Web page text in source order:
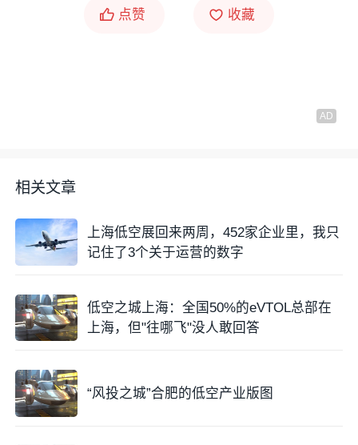
- 最大起飞重量：3,175千克（约3吨级）
- 内部空间：7至8立方米
DF3000“游龙”采用“分布式电动推进+串联式增程发电”
的混合动力架构。它全面集成了清华大学航空发动机研
破了两大瓶颈——倾转旋翼飞机研发难、操控复杂，以
及纯电eVTOL续航短、载重低。
点赞 收藏
相关文章
上海低空展回来两周，452家企业里，我只
记住了3个关于运营的数字
低空之城上海：全国50%的eVTOL总部在
上海，但"往哪飞"没人敢回答
“风投之城”合肥的低空产业版图